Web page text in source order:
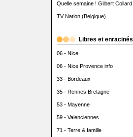
Quelle semaine ! Gilbert Collard
TV Nation (Belgique)
Libres et enracinés
06 - Nice
06 - Nice Provence info
33 - Bordeaux
35 - Rennes Bretagne
53 - Mayenne
59 - Valenciennes
71 - Terre & famille